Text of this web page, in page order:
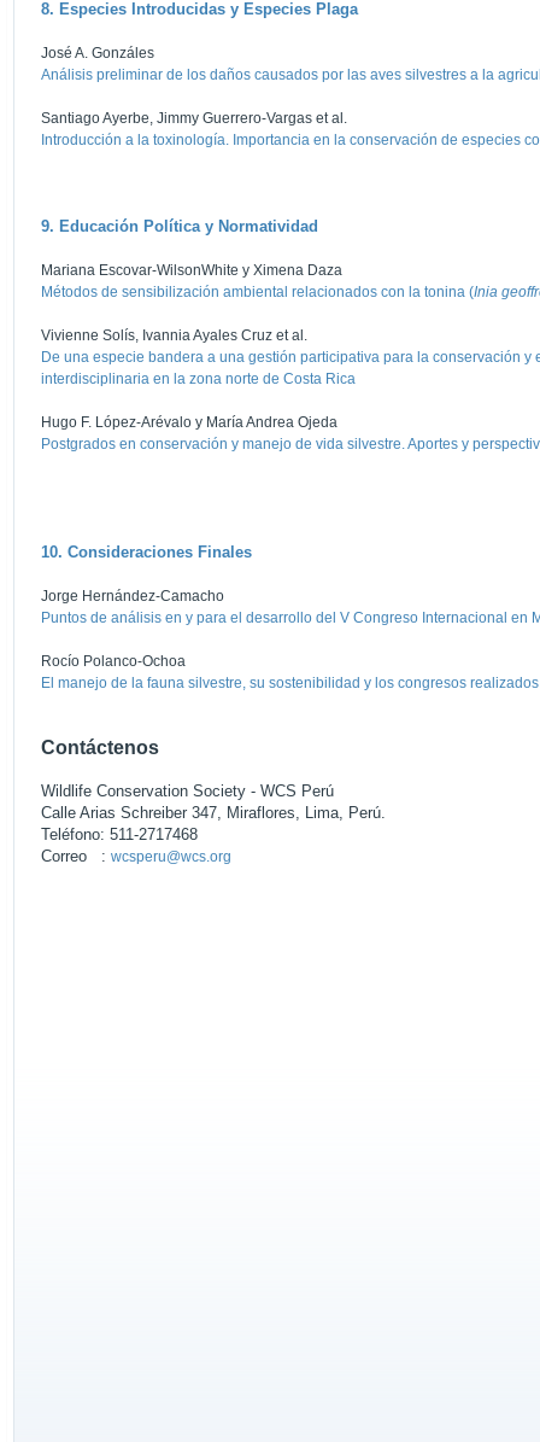
8. Especies Introducidas y Especies Plaga
José A. Gonzáles
Análisis preliminar de los daños causados por las aves silvestres a la
Santiago Ayerbe, Jimmy Guerrero-Vargas et al.
Introducción a la toxinología. Importancia en la conservación de especies
9. Educación Política y Normatividad
Mariana Escovar-WilsonWhite y Ximena Daza
Métodos de sensibilización ambiental relacionados con la tonina (Inia
Vivienne Solís, Ivannia Ayales Cruz et al.
De una especie bandera a una gestión participativa para la conservación
interdisciplinaria en la zona norte de Costa Rica
Hugo F. López-Arévalo y María Andrea Ojeda
Postgrados en conservación y manejo de vida silvestre. Aportes y
10. Consideraciones Finales
Jorge Hernández-Camacho
Puntos de análisis en y para el desarrollo del V Congreso Internacional en
Rocío Polanco-Ochoa
El manejo de la fauna silvestre, su sostenibilidad y los congresos
Contáctenos
Wildlife Conservation Society - WCS Perú
Calle Arias Schreiber 347, Miraflores, Lima, Perú.
Teléfono: 511-2717468
Correo : wcsperu@wcs.org